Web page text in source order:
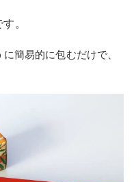
。
簡易的に包むだけで、